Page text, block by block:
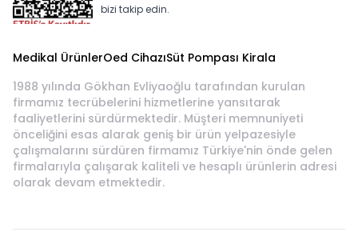
bizi takip edin.
Medikal ÜrünlerOed CihazıSüt Pompası Kirala
1988 yılında Gökhan Evliyaoğlu tarafından kurulan
firmamız tecrübelerini hizmetlerine yansıtarak
faaliyetlerini sürdürmektedir. Müşteri memnuniyeti
önceliğini esas alarak geniş bir ürün yelpazesiyle
çalışmalarını sürdüren firmamız Türkiye'nin önde gelen
firmalarıyla çalışarak kaliteli ve hesaplı ürünlerin adresi
olarak devam etmektedir.